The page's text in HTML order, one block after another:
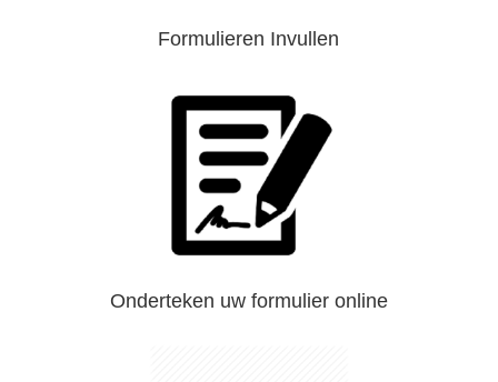
Formulieren Invullen
Onderteken uw formulier online